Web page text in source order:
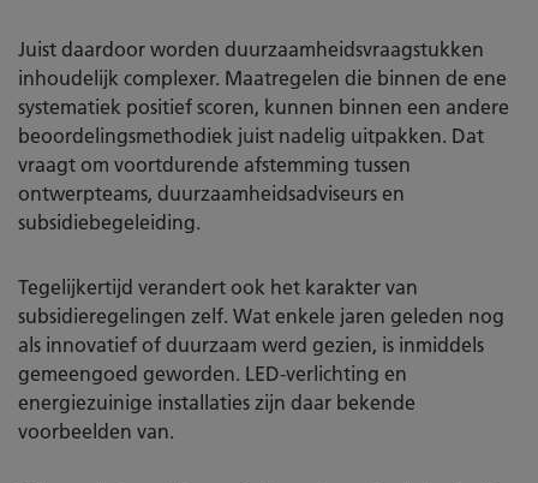
Juist daardoor worden duurzaamheidsvraagstukken
inhoudelijk complexer. Maatregelen die binnen de ene
systematiek positief scoren, kunnen binnen een andere
beoordelingsmethodiek juist nadelig uitpakken. Dat
vraagt om voortdurende afstemming tussen
ontwerpteams, duurzaamheidsadviseurs en
subsidiebegeleiding.
Tegelijkertijd verandert ook het karakter van
subsidieregelingen zelf. Wat enkele jaren geleden nog
als innovatief of duurzaam werd gezien, is inmiddels
gemeengoed geworden. LED-verlichting en
energiezuinige installaties zijn daar bekende
voorbeelden van.